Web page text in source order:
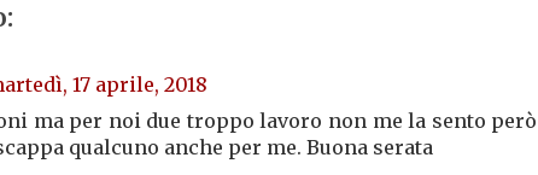
17 aprile, 2018
ma per noi due troppo lavoro non me la sento
qualcuno anche per me. Buona serata